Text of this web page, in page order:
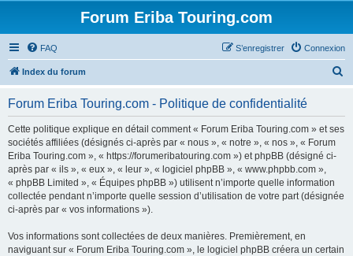
Forum Eriba Touring.com
FAQ Connexion
S’enregistrer
Index du forum
Forum Eriba Touring.com - Politique de confidentialité
Cette politique explique en détail comment « Forum Eriba Touring.com » et ses
sociétés affiliées (désignés ci-après par « nous », « notre », « nos », « Forum
Eriba Touring.com », « https://forumeribatouring.com ») et phpBB (désigné ci-
après par « ils », « eux », « leur », « logiciel phpBB », « www.phpbb.com »,
« phpBB Limited », « Équipes phpBB ») utilisent n’importe quelle information
collectée pendant n’importe quelle session d’utilisation de votre part (désignée
ci-après par « vos informations »).
Vos informations sont collectées de deux manières. Premièrement, en
naviguant sur « Forum Eriba Touring.com », le logiciel phpBB créera un certain